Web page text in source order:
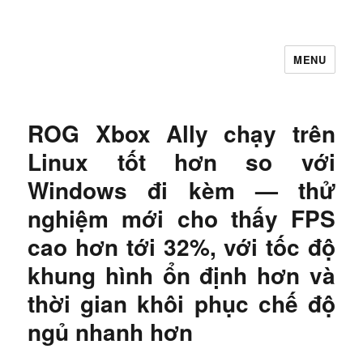
MENU
ROG Xbox Ally chạy trên
Linux tốt hơn so với
Windows đi kèm — thử
nghiệm mới cho thấy FPS
cao hơn tới 32%, với tốc độ
khung hình ổn định hơn và
thời gian khôi phục chế độ
ngủ nhanh hơn